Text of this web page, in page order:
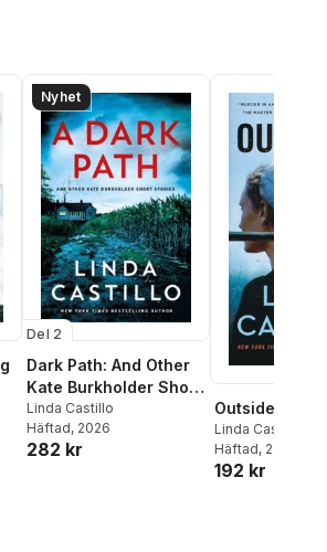
röster:
Nyhet
Del 2
Dark Path: And Other
Kate Burkholder Short
Stories
Linda Castillo
Häftad, 2026
282 kr
Outsider
Linda Castillo
Häftad, 2021
192 kr